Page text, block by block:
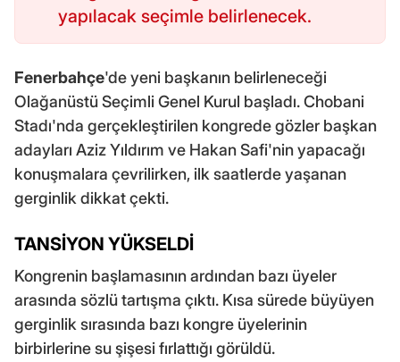
yapılacak seçimle belirlenecek.
Fenerbahçe'de yeni başkanın belirleneceği
Olağanüstü Seçimli Genel Kurul başladı. Chobani
Stadı'nda gerçekleştirilen kongrede gözler başkan
adayları Aziz Yıldırım ve Hakan Safi'nin yapacağı
konuşmalara çevrilirken, ilk saatlerde yaşanan
gerginlik dikkat çekti.
TANSİYON YÜKSELDİ
Kongrenin başlamasının ardından bazı üyeler
arasında sözlü tartışma çıktı. Kısa sürede büyüyen
gerginlik sırasında bazı kongre üyelerinin
birbirlerine su şişesi fırlattığı görüldü.